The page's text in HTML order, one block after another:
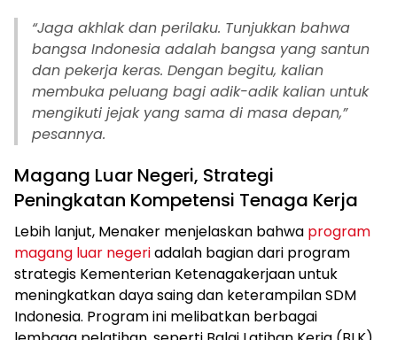
“Jaga akhlak dan perilaku. Tunjukkan bahwa
bangsa Indonesia adalah bangsa yang santun
dan pekerja keras. Dengan begitu, kalian
membuka peluang bagi adik-adik kalian untuk
mengikuti jejak yang sama di masa depan,”
pesannya.
Magang Luar Negeri, Strategi
Peningkatan Kompetensi Tenaga Kerja
Lebih lanjut, Menaker menjelaskan bahwa program
magang luar negeriadalah bagian dari program
strategis Kementerian Ketenagakerjaan untuk
meningkatkan daya saing dan keterampilan SDM
Indonesia. Program ini melibatkan berbagai